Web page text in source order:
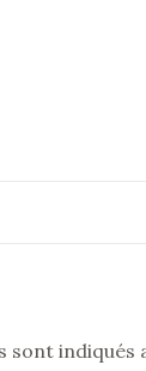
sont indiqués